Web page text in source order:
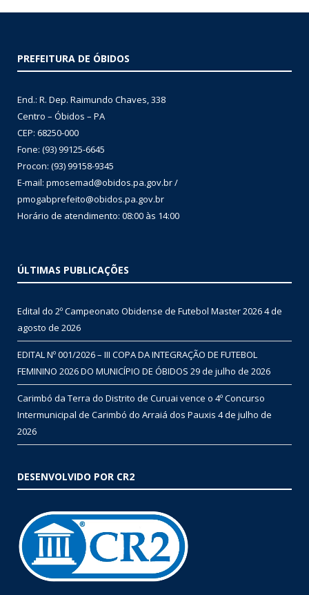
PREFEITURA DE ÓBIDOS
End.: R. Dep. Raimundo Chaves, 338
Centro – Óbidos – PA
CEP: 68250-000
Fone: (93) 99125-6645
Procon: (93) 99158-9345
E-mail: pmosemad@obidos.pa.gov.br /
pmogabprefeito@obidos.pa.gov.br
Horário de atendimento: 08:00 às 14:00
ÚLTIMAS PUBLICAÇÕES
Edital do 2º Campeonato Obidense de Futebol Master 20264 de
agosto de 2026
EDITAL Nº 001/2026 – III COPA DA INTEGRAÇÃO DE FUTEBOL
FEMININO 2026 DO MUNICÍPIO DE ÓBIDOS 29 de julho de 2026
Carimbó da Terra do Distrito de Curuai vence o 4º Concurso
Intermunicipal de Carimbó do Arraiá dos Pauxis 4 de julho de
2026
DESENVOLVIDO POR CR2